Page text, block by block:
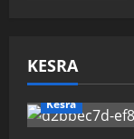
KESRA
Kesra